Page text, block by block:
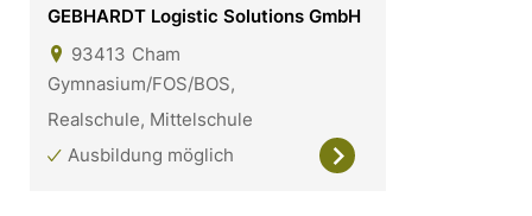
GEBHARDT Logistic Solutions GmbH
93413 Cham
Gymnasium/FOS/BOS,
Realschule, Mittelschule
Ausbildung möglich